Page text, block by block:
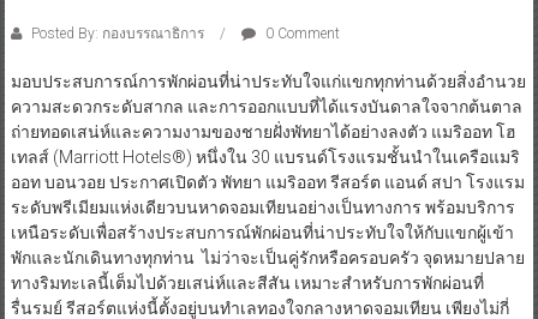
Posted By: กองบรรณาธิการ 0 Comment
มอบประสบการณ์การพักผ่อนที่น่าประทับใจแก่แขกทุกท่านด้วยสิ่งอำนวย
ความสะดวกระดับสากล และการออกแบบที่ได้แรงบันดาลใจจากต้นตาล
ถ่ายทอดเสน่ห์และความงามของชายฝั่งพัทยาได้อย่างลงตัว แมริออท โฮ
เทลส์ (Marriott Hotels®) หนึ่งใน 30 แบรนด์โรงแรมชั้นนำในเครือแมริ
ออท บอนวอย ประกาศเปิดตัว พัทยา แมริออท รีสอร์ต แอนด์ สปา โรงแรม
ระดับพรีเมียมแห่งเดียวบนหาดจอมเทียนอย่างเป็นทางการ พร้อมบริการ
เหนือระดับเพื่อสร้างประสบการณ์พักผ่อนที่น่าประทับใจให้กับแขกผู้เข้า
พักและนักเดินทางทุกท่าน ไม่ว่าจะเป็นคู่รักหรือครอบครัว จุดหมายปลาย
ทางริมทะเลนี้เต็มไปด้วยเสน่ห์และสีสัน เหมาะสำหรับการพักผ่อนที่
รื่นรมย์ รีสอร์ตแห่งนี้ตั้งอยู่บนทำเลทองใจกลางหาดจอมเทียน เพียงไม่กี่